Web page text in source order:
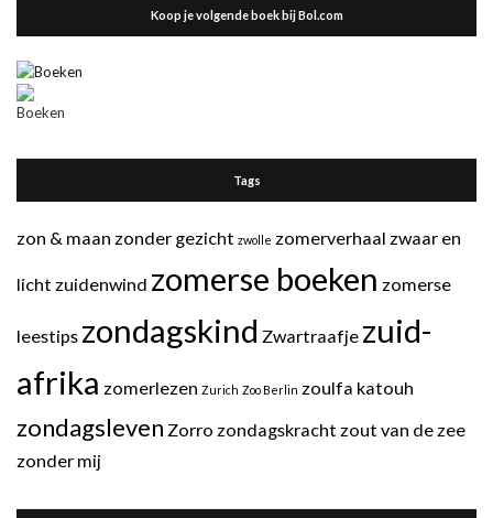
Koop je volgende boek bij Bol.com
Tags
zon & maan zonder gezicht zwolle zomerverhaal zwaar en
licht zuidenwind zomerse boeken zomerse
leestips zondagskind Zwartraafje zuid-
afrika zomerlezen Zurich Zoo Berlin zoulfa katouh
zondagsleven Zorro zondagskracht zout van de zee
zonder mij